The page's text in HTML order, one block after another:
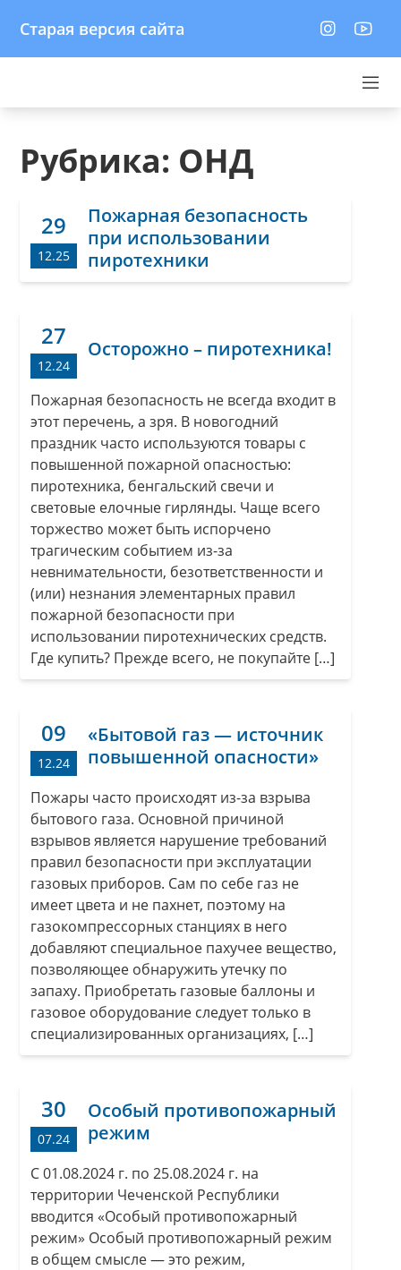
Старая версия сайта
Рубрика: ОНД
29
12.25
Пожарная безопасность
при использовании
пиротехники
27
12.24
Осторожно – пиротехника!
Пожарная безопасность не всегда входит в
этот перечень, а зря. В новогодний
праздник часто используются товары с
повышенной пожарной опасностью:
пиротехника, бенгальский свечи и
световые елочные гирлянды. Чаще всего
торжество может быть испорчено
трагическим событием из-за
невнимательности, безответственности и
(или) незнания элементарных правил
пожарной безопасности при
использовании пиротехнических средств.
Где купить? Прежде всего, не покупайте […]
09
12.24
«Бытовой газ — источник
повышенной опасности»
Пожары часто происходят из-за взрыва
бытового газа. Основной причиной
взрывов является нарушение требований
правил безопасности при эксплуатации
газовых приборов. Сам по себе газ не
имеет цвета и не пахнет, поэтому на
газокомпрессорных станциях в него
добавляют специальное пахучее вещество,
позволяющее обнаружить утечку по
запаху. Приобретать газовые баллоны и
газовое оборудование следует только в
специализирован­ных организациях, […]
30
07.24
Особый противопожарный
режим
С 01.08.2024 г. по 25.08.2024 г. на
территории Чеченской Республики
вводится «Особый противопожарный
режим» Особый противопожарный режим
в общем смысле — это режим,